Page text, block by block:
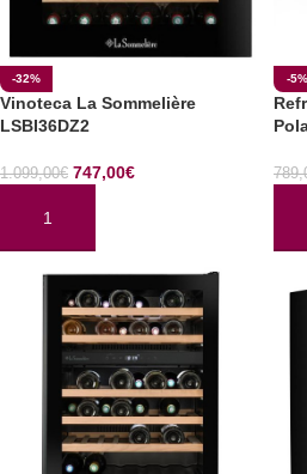
-32%
Vinoteca La Sommelière
LSBI36DZ2
1.099,00€ 747,00€
AÑADIR AL CARRITO
-5%